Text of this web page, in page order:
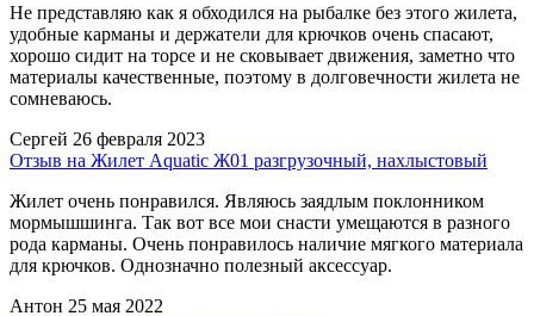
Не представляю как я обходился на рыбалке без этого жилета,
удобные карманы и держатели для крючков очень спасают,
хорошо сидит на торсе и не сковывает движения, заметно что
материалы качественные, поэтому в долговечности жилета не
сомневаюсь.
Сергей 26 февраля 2023
Отзыв на Жилет Aquatic Ж01 разгрузочный, нахлыстовый
Жилет очень понравился. Являюсь заядлым поклонником
мормышшинга. Так вот все мои снасти умещаются в разного
рода карманы. Очень понравилось наличие мягкого материала
для крючков. Однозначно полезный аксессуар.
Антон 25 мая 2022